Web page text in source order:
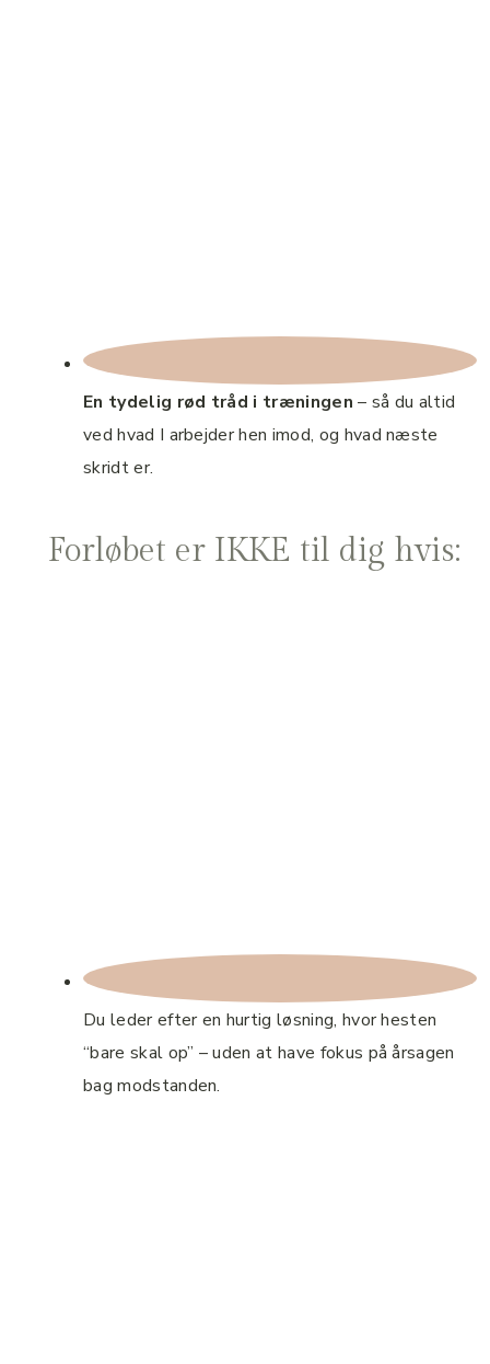
En tydelig rød tråd i træningen – så du altid
ved hvad I arbejder hen imod, og hvad næste
skridt er.
Forløbet er IKKE til dig hvis:
Du leder efter en hurtig løsning, hvor hesten
“bare skal op” – uden at have fokus på årsagen
bag modstanden.